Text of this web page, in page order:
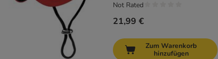
21,99 €
Not Rated
Zum Warenkorb
hinzufügen